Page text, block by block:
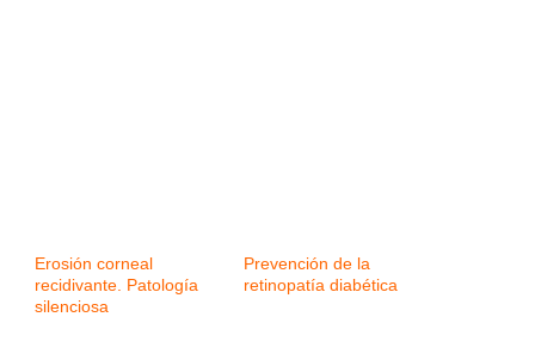
Erosión corneal
recidivante. Patología
silenciosa
Prevención de la
retinopatía diabética